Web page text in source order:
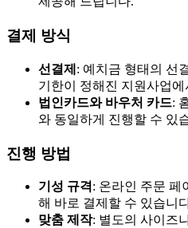
결제 방식
선결제 : 예치금 형태의 선
기한이 정해진 지원사업
법인카드와 바우처 카드:
와 동일하게 진행할 수 있
진행 방법
기성 규격: 온라인 주문 페
해 바로 결제할 수 있습니
맞춤 제작: 별도의 사이즈